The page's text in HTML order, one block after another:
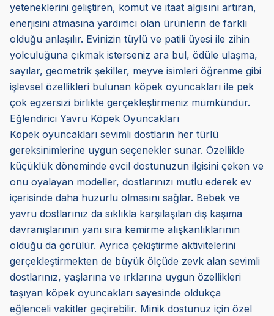
yeteneklerini geliştiren, komut ve itaat algısını artıran,
enerjisini atmasına yardımcı olan ürünlerin de farklı
olduğu anlaşılır. Evinizin tüylü ve patili üyesi ile zihin
yolculuğuna çıkmak isterseniz ara bul, ödüle ulaşma,
sayılar, geometrik şekiller, meyve isimleri öğrenme gibi
işlevsel özellikleri bulunan köpek oyuncakları ile pek
çok egzersizi birlikte gerçekleştirmeniz mümkündür.
Eğlendirici Yavru Köpek Oyuncakları
Köpek oyuncakları sevimli dostların her türlü
gereksinimlerine uygun seçenekler sunar. Özellikle
küçüklük döneminde evcil dostunuzun ilgisini çeken ve
onu oyalayan modeller, dostlarınızı mutlu ederek ev
içerisinde daha huzurlu olmasını sağlar. Bebek ve
yavru dostlarınız da sıklıkla karşılaşılan diş kaşıma
davranışlarının yanı sıra kemirme alışkanlıklarının
olduğu da görülür. Ayrıca çekiştirme aktivitelerini
gerçekleştirmekten de büyük ölçüde zevk alan sevimli
dostlarınız, yaşlarına ve ırklarına uygun özellikleri
taşıyan köpek oyuncakları sayesinde oldukça
eğlenceli vakitler geçirebilir. Minik dostunuz için özel